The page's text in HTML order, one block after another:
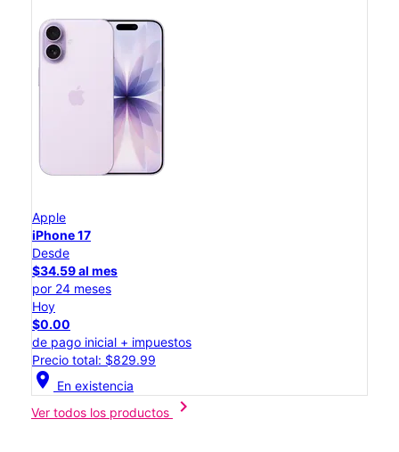
Apple
iPhone 17
Desde
$34.59 al mes
por 24 meses
Hoy
$0.00
de pago inicial + impuestos
Precio total: $829.99
location_on En existencia
Ver todos los productos
chevron_right